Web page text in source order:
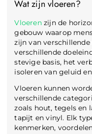
Wat zijn vloeren?
Vloerenzijn de
gebouw waarop
zijn van
verschillende
stevige basis, het
isoleren van geluid
Vloeren kunnen
verschillende
zoals hout, tegels en
tapijt en vinyl. Elk
kenmerken,